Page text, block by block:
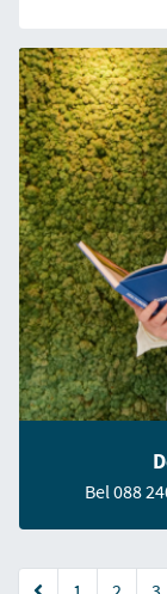
Bel 088